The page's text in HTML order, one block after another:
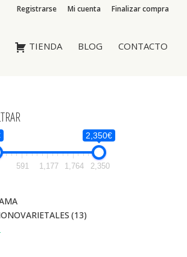
Registrarse Mi cuenta Finalizar compra
TIENDA BLOG CONTACTO
2,350€
591 1,177 1,764 2,350
(13)